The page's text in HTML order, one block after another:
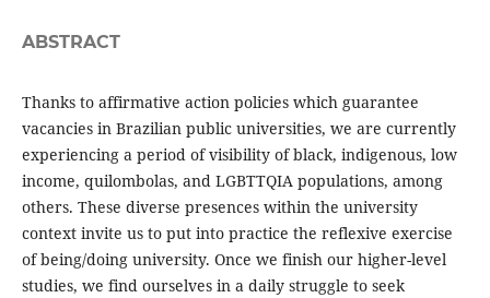
ABSTRACT
Thanks to affirmative action policies which guarantee
vacancies in Brazilian public universities, we are currently
experiencing a period of visibility of black, indigenous, low
income, quilombolas, and LGBTTQIA populations, among
others. These diverse presences within the university
context invite us to put into practice the reflexive exercise
of being/doing university. Once we finish our higher-level
studies, we find ourselves in a daily struggle to seek